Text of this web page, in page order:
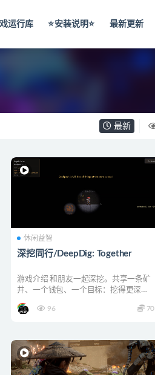
运行库 ⭐️安装说明⭐️ 最新更新
最新
休闲益智
深挖同行/DeepDig: Together
游戏介绍 和朋友一起深挖。共享一条矿
井、一个钱包、一个目标：挖得更深。
96
70